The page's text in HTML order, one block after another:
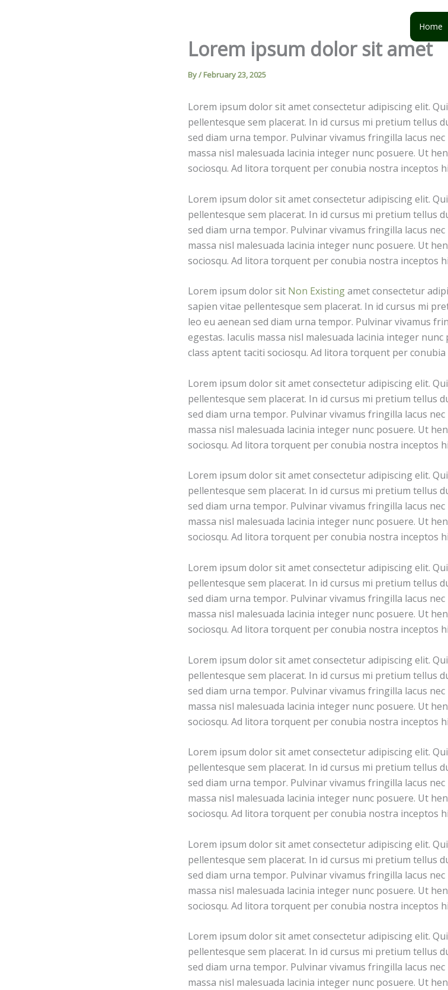
Home
Lorem ipsum dolor sit amet
By/ February 23, 2025
Lorem ipsum dolor sit amet consectetur adipiscing elit.
pellentesque sem placerat. In id cursus mi pretium tellus
sed diam urna tempor. Pulvinar vivamus fringilla lacus
massa nisl malesuada lacinia integer nunc posuere. Ut
sociosqu. Ad litora torquent per conubia nostra inceptos
Lorem ipsum dolor sit amet consectetur adipiscing elit.
pellentesque sem placerat. In id cursus mi pretium tellus
sed diam urna tempor. Pulvinar vivamus fringilla lacus
massa nisl malesuada lacinia integer nunc posuere. Ut
sociosqu. Ad litora torquent per conubia nostra inceptos
Lorem ipsum dolor sit Non Existingamet consectetur
sapien vitae pellentesque sem placerat. In id cursus mi
leo eu aenean sed diam urna tempor. Pulvinar vivamus
egestas. Iaculis massa nisl malesuada lacinia integer
class aptent taciti sociosqu. Ad litora torquent per
Lorem ipsum dolor sit amet consectetur adipiscing elit.
pellentesque sem placerat. In id cursus mi pretium tellus
sed diam urna tempor. Pulvinar vivamus fringilla lacus
massa nisl malesuada lacinia integer nunc posuere. Ut
sociosqu. Ad litora torquent per conubia nostra inceptos
Lorem ipsum dolor sit amet consectetur adipiscing elit.
pellentesque sem placerat. In id cursus mi pretium tellus
sed diam urna tempor. Pulvinar vivamus fringilla lacus
massa nisl malesuada lacinia integer nunc posuere. Ut
sociosqu. Ad litora torquent per conubia nostra inceptos
Lorem ipsum dolor sit amet consectetur adipiscing elit.
pellentesque sem placerat. In id cursus mi pretium tellus
sed diam urna tempor. Pulvinar vivamus fringilla lacus
massa nisl malesuada lacinia integer nunc posuere. Ut
sociosqu. Ad litora torquent per conubia nostra inceptos
Lorem ipsum dolor sit amet consectetur adipiscing elit.
pellentesque sem placerat. In id cursus mi pretium tellus
sed diam urna tempor. Pulvinar vivamus fringilla lacus
massa nisl malesuada lacinia integer nunc posuere. Ut
sociosqu. Ad litora torquent per conubia nostra inceptos
Lorem ipsum dolor sit amet consectetur adipiscing elit.
pellentesque sem placerat. In id cursus mi pretium tellus
sed diam urna tempor. Pulvinar vivamus fringilla lacus
massa nisl malesuada lacinia integer nunc posuere. Ut
sociosqu. Ad litora torquent per conubia nostra inceptos
Lorem ipsum dolor sit amet consectetur adipiscing elit.
pellentesque sem placerat. In id cursus mi pretium tellus
sed diam urna tempor. Pulvinar vivamus fringilla lacus
massa nisl malesuada lacinia integer nunc posuere. Ut
sociosqu. Ad litora torquent per conubia nostra inceptos
Lorem ipsum dolor sit amet consectetur adipiscing elit.
pellentesque sem placerat. In id cursus mi pretium tellus
sed diam urna tempor. Pulvinar vivamus fringilla lacus
massa nisl malesuada lacinia integer nunc posuere. Ut